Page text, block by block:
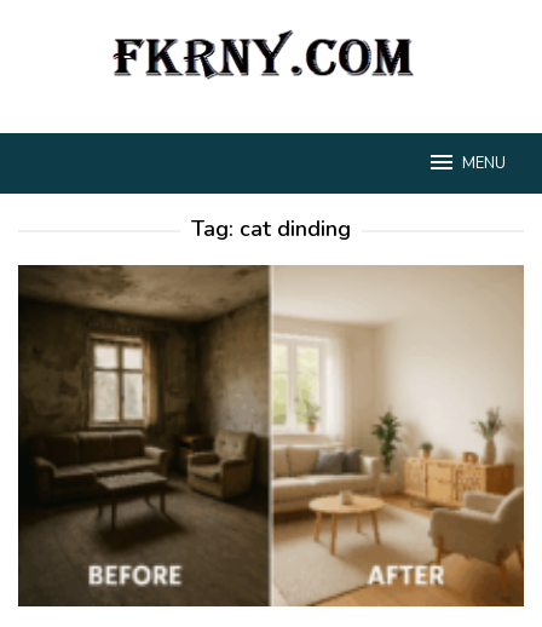
MENU
Tag: cat dinding